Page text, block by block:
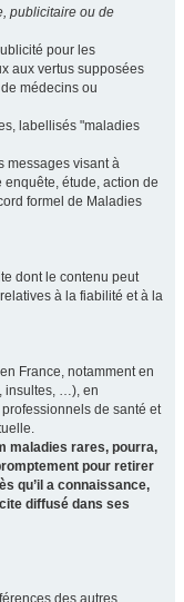
publicitaire ou de
pour les
aux vertus supposées
médecins ou
labellisés "maladies
messages visant à
étude, action de
formel de Maladies
dont le contenu peut
à la fiabilité et à la
France, notamment en
insultes, …), en
de santé et
maladies rares, pourra,
pour retirer
qu’il a connaissance,
diffusé dans ses
des autres